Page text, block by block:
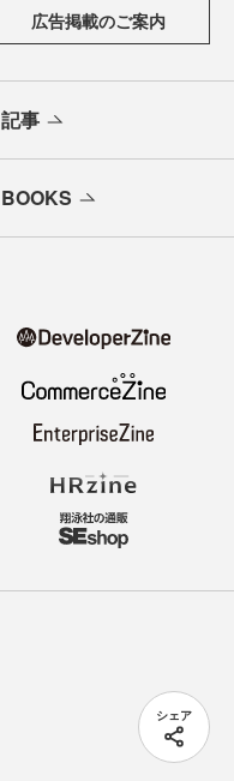
シェア
広告掲載のご案内
記事
BOOKS